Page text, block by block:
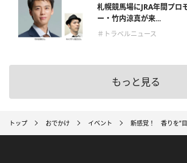
札幌競馬場にJRA年間プロ
ー・竹内涼真が来...
＃トラベルニュース
もっと見る
トップ おでかけ イベント 新感覚！ 香りを“